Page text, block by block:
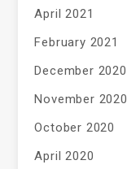
April 2021
February 2021
December 2020
November 2020
October 2020
April 2020